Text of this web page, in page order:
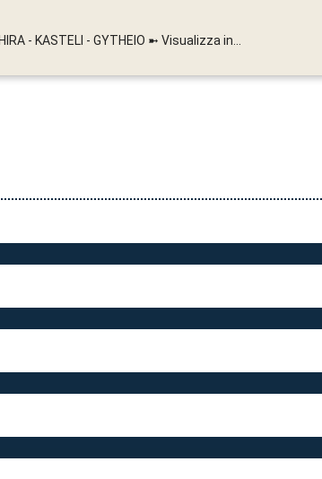
- KASTELI - GYTHEIO ➼ Visualizza in...